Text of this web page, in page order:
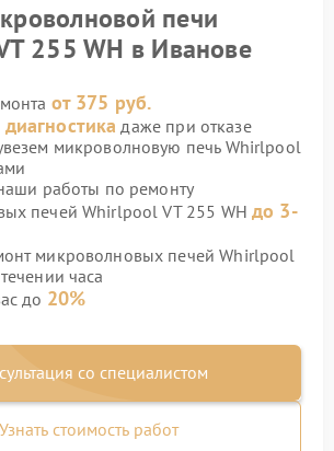
печи
255 WH в Иванове
от 375 руб.
даже при отказе
микроволновую печь Whirlpool
работы по ремонту
печей Whirlpool VT 255 WH до 3-
микроволновых печей Whirlpool
часа
до 20%
со специалистом
Узнать стоимость работ